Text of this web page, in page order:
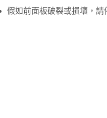
假如前面板破裂或損壞，請